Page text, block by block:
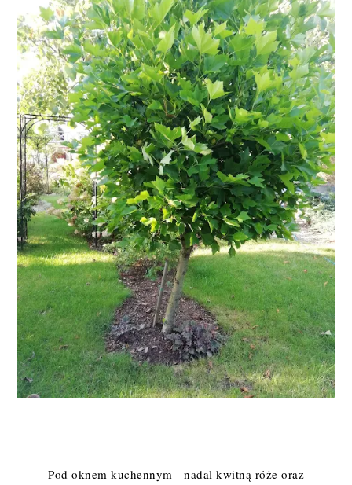
Pod oknem kuchennym - nadal kwitną róże oraz